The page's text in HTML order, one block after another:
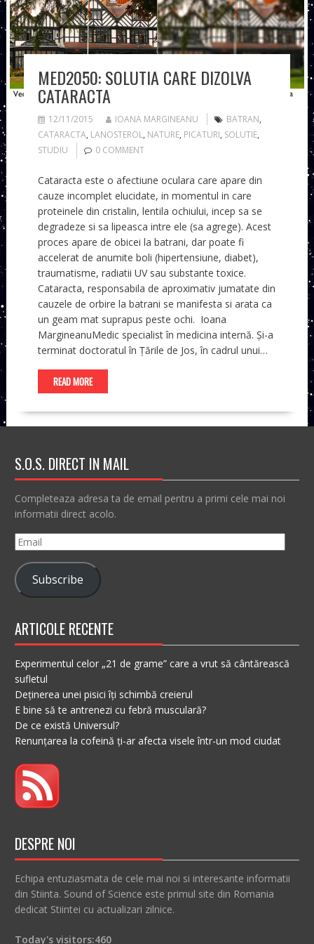
MED2050: SOLUTIA CARE DIZOLVA
CATARACTA
12/11/2015 IOANA MARGINEANU BATRAN,
CATARACTA, LANOSTEROL, NATURE, PICATURI, SOLUTIE,
STUDIU
0 COMMENT
Cataracta este o afectiune oculara care apare din
cauze incomplet elucidate, in momentul in care
proteinele din cristalin, lentila ochiului, incep sa se
degradeze si sa lipeasca intre ele (sa agrege). Acest
proces apare de obicei la batrani, dar poate fi
accelerat de anumite boli (hipertensiune, diabet),
traumatisme, radiatii UV sau substante toxice.
Cataracta, responsabila de aproximativ jumatate din
cauzele de orbire la batrani se manifesta si arata ca
un geam mat suprapus peste ochi. Ioana
MargineanuMedic specialist în medicina internă. Și-a
terminat doctoratul în Țările de Jos, în cadrul unui…
READ MORE
S.O.S. DIRECT IN MAIL
Completeaza adresa ta de email pentru a primi cele mai noi
informatii direct acolo.
Email
Subscribe
ARTICOLE RECENTE
Experimentul celor „21 de grame” care a vrut să cântărească
sufletul
Deținerea unei pisici îți schimbă creierul
E bine să te antrenezi cu febră musculară?
De ce există Universul?
Renunțarea la cofeină ți-ar afecta visele într-un mod ciudat
DESPRE NOI
Echipa entuziasmata de cele mai noi si interesante informatii
din Stiinta. Sound of Science este primul site din Romania
dedicat Stiintei cu actualizari zilnice.
Today's visitors:460